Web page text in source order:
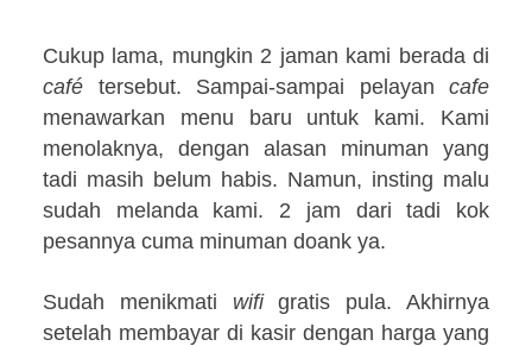
Cukup lama, mungkin 2 jaman kami berada di
café tersebut. Sampai-sampai pelayan cafe
menawarkan menu baru untuk kami. Kami
menolaknya, dengan alasan minuman yang
tadi masih belum habis. Namun, insting malu
sudah melanda kami. 2 jam dari tadi kok
pesannya cuma minuman doank ya.
Sudah menikmati wifigratis pula. Akhirnya
setelah membayar di kasir dengan harga yang